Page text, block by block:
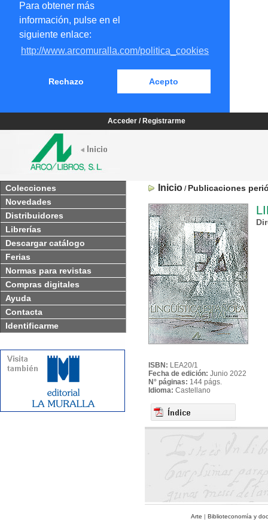
Para obtener más
información, pulse en el
siguiente enlace:
http://www.arcomuralla.com/politica_cookies
Rechazo Acepto
Acceder / Registrarme
Colecciones
Novedades
Distribuidores
Librerías
Descargar catálogo
Ferias
Normas para revistas
Compras digitales
Ayuda
Contacta
Identificarme
Inicio / Publicaciones
ISBN: LEA20/1
Fecha de edición: Junio 2022
N° páginas: 144 págs.
Idioma: Castellano
Arte | Biblioteconomía y